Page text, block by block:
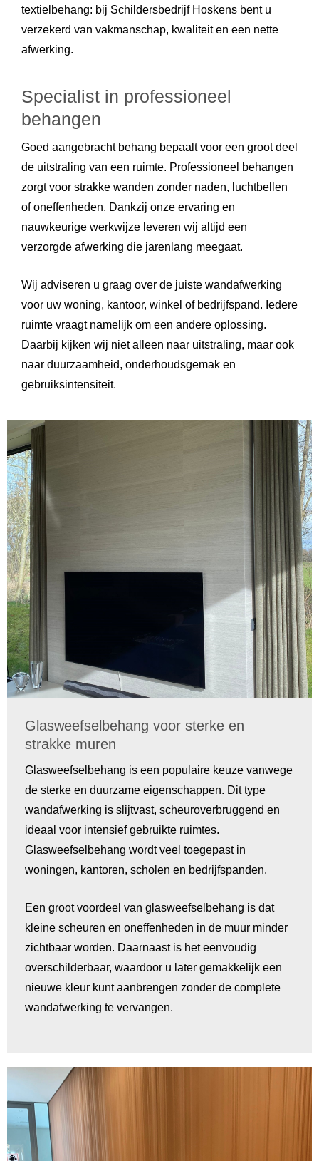
textielbehang: bij Schildersbedrijf Hoskens bent u
verzekerd van vakmanschap, kwaliteit en een nette
afwerking.
Specialist in professioneel
behangen
Goed aangebracht behang bepaalt voor een groot deel
de uitstraling van een ruimte. Professioneel behangen
zorgt voor strakke wanden zonder naden, luchtbellen
of oneffenheden. Dankzij onze ervaring en
nauwkeurige werkwijze leveren wij altijd een
verzorgde afwerking die jarenlang meegaat.
Wij adviseren u graag over de juiste wandafwerking
voor uw woning, kantoor, winkel of bedrijfspand. Iedere
ruimte vraagt namelijk om een andere oplossing.
Daarbij kijken wij niet alleen naar uitstraling, maar ook
naar duurzaamheid, onderhoudsgemak en
gebruiksintensiteit.
Glasweefselbehang voor sterke en
strakke muren
Glasweefselbehang is een populaire keuze vanwege
de sterke en duurzame eigenschappen. Dit type
wandafwerking is slijtvast, scheuroverbruggend en
ideaal voor intensief gebruikte ruimtes.
Glasweefselbehang wordt veel toegepast in
woningen, kantoren, scholen en bedrijfspanden.
Een groot voordeel van glasweefselbehang is dat
kleine scheuren en oneffenheden in de muur minder
zichtbaar worden. Daarnaast is het eenvoudig
overschilderbaar, waardoor u later gemakkelijk een
nieuwe kleur kunt aanbrengen zonder de complete
wandafwerking te vervangen.